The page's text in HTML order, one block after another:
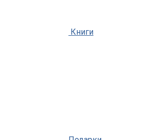
Книги